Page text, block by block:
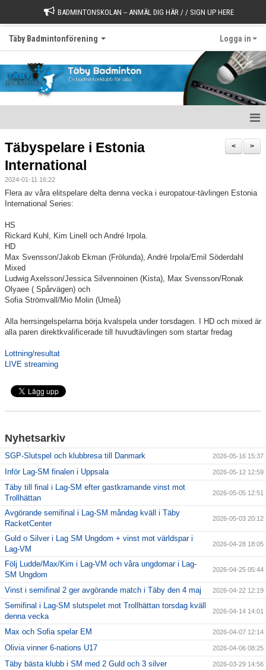
BADMINTONSKOLAN -- ANMÄL DIG HÄR / / SIGN UP HERE
Täby Badmintonförening Logga in
Börja spela
Värdegrund
Kontakt
Information Tibble NIU
Anmälan till Badmintonskolan HT-26
Information Vuxenträning HT-26
Medlemsinformation
Täby Badminton SummerCamp 15-17 juni
Täby International Para Badminton Camp august 5-9
>
<
Täbyspelare i Estonia
International
2024-01-11 16:22
Flera av våra elitspelare delta denna vecka i europatour-tävlingen Estonia
International Series:
HS
Rickard Kuhl, Kim Linell och André Irpola.
HD
Max Svensson/Jakob Ekman (Frölunda), Andrë Irpola/Emil Söderdahl
Mixed
Ludwig Axelsson/Jessica Silvennoinen (Kista), Max Svensson/Ronak
Olyaee ( Spårvägen) och
Sofia Strömvall/Mio Molin (Umeå)
Alla herrsingelspelarna börja kvalspela under torsdagen. I HD och mixed är
alla paren direktkvalificerade till huvudtävlingen som startar fredag
Lottning/resultat
LIVE streaming
Nyhetsarkiv
SGP-Slutspel och klubbresa till Danmark 2026-05-16 15:37
Inför Lag-SM finalen i Uppsala 2026-05-12 12:59
Täby till final i Lag-SM efter gastkramande vinst mot
Trollhättan
2026-05-05 12:51
Avgörande semifinal i Lag-SM måndag kväll i Täby
RacketCenter
2026-05-03 20:12
Guld o Silver i Lag SM Ungdom + vinst mot världspar i
Lag-VM
2026-04-28 18:05
Följ Ludde/Max/Kim i Lag-VM och våra ungdomar i Lag-
SM Ungdom
2026-04-25 05:44
Vinst i semifinal 2 ger avgörande match i Täby den 4 maj 2026-04-22 12:19
Semifinal i Lag-SM slutspelet mot Trollhättan torsdag kväll
denna vecka
2026-04-14 14:01
Max och Sofia spelar EM 2026-04-07 12:14
Olivia vinner 6-nations U17 2026-04-06 08:25
Täby bästa klubb i SM med 2 Guld och 3 silver 2026-03-29 14:56